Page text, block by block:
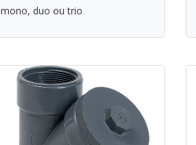
mono, duo ou trio